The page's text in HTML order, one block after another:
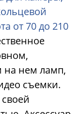
от 70 до 210
на нем ламп,
съемки.